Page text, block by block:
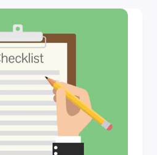
that you can print out
wall. While it does not